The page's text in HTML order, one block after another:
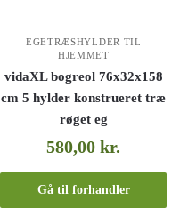
EGETRÆSHYLDER TIL
HJEMMET
vidaXL bogreol 76x32x158
cm 5 hylder konstrueret træ
røget eg
580,00kr.
Gå til forhandler